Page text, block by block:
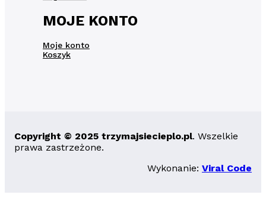
MOJE KONTO
Moje konto
Koszyk
Copyright © 2025 trzymajsiecieplo.pl. Wszelkie
prawa zastrzeżone.
Wykonanie: Viral Code